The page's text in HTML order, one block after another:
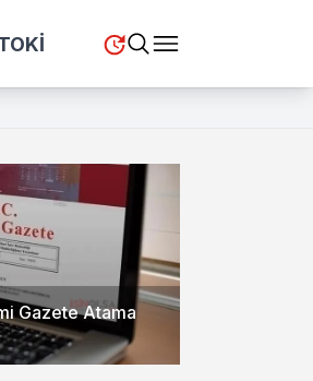
Gazete Atama